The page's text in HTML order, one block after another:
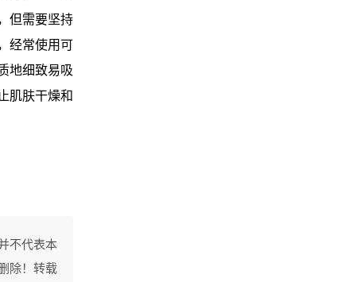
但需要坚持
经常使用可
地细致易吸
肌肤干燥和
不代表本
除！转载